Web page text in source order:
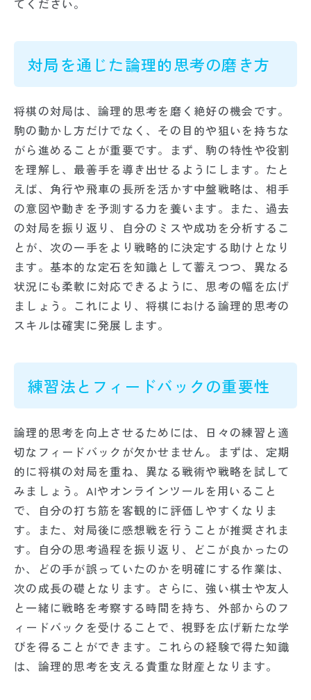
てください。
対局を通じた論理的思考の磨き方
将棋の対局は、論理的思考を磨く絶好の機会です。
駒の動かし方だけでなく、その目的や狙いを持ちな
がら進めることが重要です。まず、駒の特性や役割
を理解し、最善手を導き出せるようにします。たと
えば、角行や飛車の長所を活かす中盤戦略は、相手
の意図や動きを予測する力を養います。また、過去
の対局を振り返り、自分のミスや成功を分析するこ
とが、次の一手をより戦略的に決定する助けとなり
ます。基本的な定石を知識として蓄えつつ、異なる
状況にも柔軟に対応できるように、思考の幅を広げ
ましょう。これにより、将棋における論理的思考の
スキルは確実に発展します。
練習法とフィードバックの重要性
論理的思考を向上させるためには、日々の練習と適
切なフィードバックが欠かせません。まずは、定期
的に将棋の対局を重ね、異なる戦術や戦略を試して
みましょう。AIやオンラインツールを用いること
で、自分の打ち筋を客観的に評価しやすくなりま
す。また、対局後に感想戦を行うことが推奨されま
す。自分の思考過程を振り返り、どこが良かったの
か、どの手が誤っていたのかを明確にする作業は、
次の成長の礎となります。さらに、強い棋士や友人
と一緒に戦略を考察する時間を持ち、外部からのフ
ィードバックを受けることで、視野を広げ新たな学
びを得ることができます。これらの経験で得た知識
は、論理的思考を支える貴重な財産となります。